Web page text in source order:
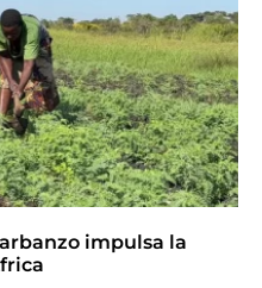
impulsa la